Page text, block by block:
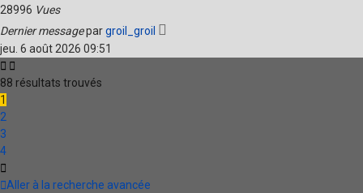
28996 Vues
Dernier messagepargroil_groil
jeu. 6 août 2026 09:51
88 résultats trouvés
1
2
3
4
Aller à la recherche avancée